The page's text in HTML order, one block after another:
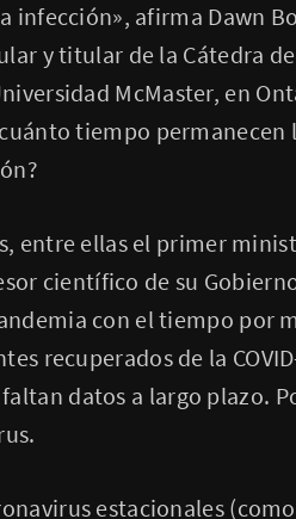
infección», afirma Dawn
y titular de la Cátedra
McMaster, en
tiempo permanecen
entre ellas el primer
científico de su
con el tiempo por
recuperados de la
datos a largo plazo.
estacionales